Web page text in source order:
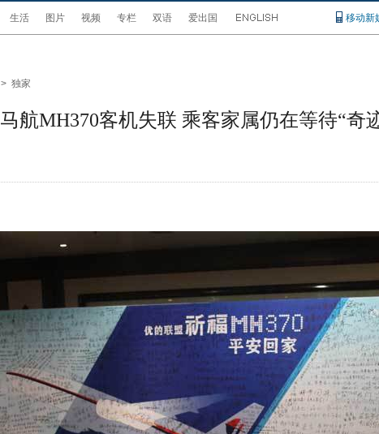
生活 图片 视频 专栏 双语 爱出国 移动新
> 独家
马航MH370客机失联 乘客家属仍在等待“奇